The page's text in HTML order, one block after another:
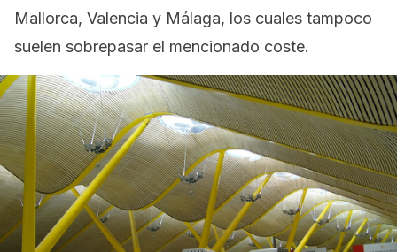
Mallorca, Valencia y Málaga, los cuales tampoco
suelen sobrepasar el mencionado coste.